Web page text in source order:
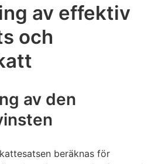
av effektiv
och
av den
beräknas för